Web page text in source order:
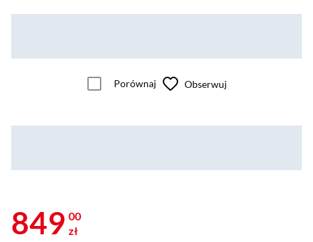
Porównaj Obserwuj
849 00
zł